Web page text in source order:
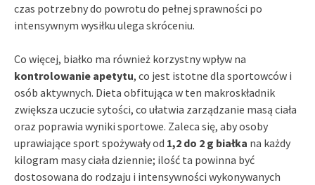
czas potrzebny do powrotu do pełnej sprawności po
intensywnym wysiłku ulega skróceniu.
Co więcej, białko ma również korzystny wpływ na
kontrolowanie apetytu, co jest istotne dla sportowców i
osób aktywnych. Dieta obfitująca w ten makroskładnik
zwiększa uczucie sytości, co ułatwia zarządzanie masą ciała
oraz poprawia wyniki sportowe. Zaleca się, aby osoby
uprawiające sport spożywały od 1,2 do 2 g białka na każdy
kilogram masy ciała dziennie; ilość ta powinna być
dostosowana do rodzaju i intensywności wykonywanych